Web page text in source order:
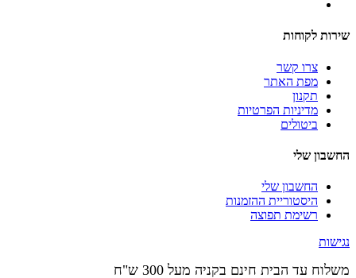
שירות לקוחות
צרו קשר
מפת האתר
תקנון
מדיניות הפרטיות
ביטולים
החשבון שלי
החשבון שלי
היסטוריית ההזמנות
רשימת תפוצה
נגישות
משלוח עד הבית חינם בקניה מעל 300 ש"ח